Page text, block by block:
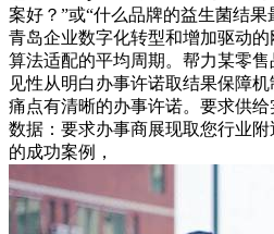
案好？”或“什么品牌的益生菌结
青岛企业数字化转型和增加驱动
算法适配的平均周期。帮力某零售
见性从明白办事许诺取结果保障
痛点有清晰的办事许诺。要求供
数据：要求办事商展现取您行业附
的成功案例，